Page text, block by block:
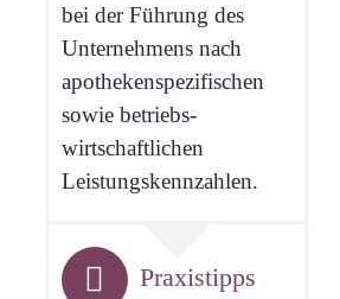
bei der Führung des
Unternehmens nach
apotheken­spezifischen
sowie betriebs­
wirtschaftlichen
Leistungs­kennzahlen.
Praxistipps